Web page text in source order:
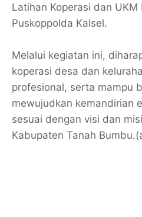
Latihan Koperasi dan
Puskoppolda Kalsel.
Melalui kegiatan ini,
koperasi desa dan
profesional, serta mampu
mewujudkan kemandirian
sesuai dengan visi dan
Kabupaten Tanah